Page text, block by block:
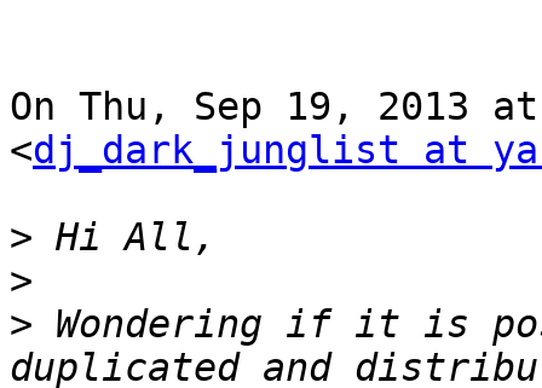
On Thu, Sep 19, 2013
<dj_dark_junglist at
>
>
> Wondering if it is